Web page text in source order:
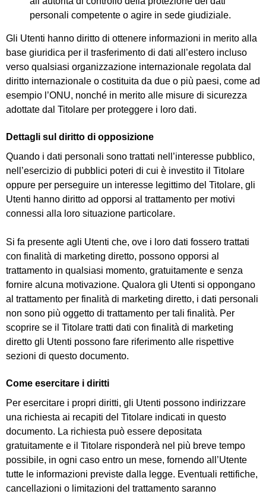
personali competente o agire in sede giudiziale.
Gli Utenti hanno diritto di ottenere informazioni in merito alla
base giuridica per il trasferimento di dati all’estero incluso
verso qualsiasi organizzazione internazionale regolata dal
diritto internazionale o costituita da due o più paesi, come ad
esempio l’ONU, nonché in merito alle misure di sicurezza
adottate dal Titolare per proteggere i loro dati.
Dettagli sul diritto di opposizione
Quando i dati personali sono trattati nell’interesse pubblico,
nell’esercizio di pubblici poteri di cui è investito il Titolare
oppure per perseguire un interesse legittimo del Titolare, gli
Utenti hanno diritto ad opporsi al trattamento per motivi
connessi alla loro situazione particolare.
Si fa presente agli Utenti che, ove i loro dati fossero trattati
con finalità di marketing diretto, possono opporsi al
trattamento in qualsiasi momento, gratuitamente e senza
fornire alcuna motivazione. Qualora gli Utenti si oppongano
al trattamento per finalità di marketing diretto, i dati personali
non sono più oggetto di trattamento per tali finalità. Per
scoprire se il Titolare tratti dati con finalità di marketing
diretto gli Utenti possono fare riferimento alle rispettive
sezioni di questo documento.
Come esercitare i diritti
Per esercitare i propri diritti, gli Utenti possono indirizzare
una richiesta ai recapiti del Titolare indicati in questo
documento. La richiesta può essere depositata
gratuitamente e il Titolare risponderà nel più breve tempo
possibile, in ogni caso entro un mese, fornendo all’Utente
tutte le informazioni previste dalla legge. Eventuali rettifiche,
cancellazioni o limitazioni del trattamento saranno